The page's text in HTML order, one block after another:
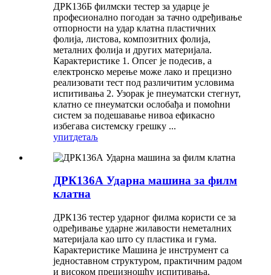
ДРК136Б филмски тестер за ударце је
професионално погодан за тачно одређивање
отпорности на удар клатна пластичних
фолија, листова, композитних фолија,
металних фолија и других материјала.
Карактеристике 1. Опсег је подесив, а
електронско мерење може лако и прецизно
реализовати тест под различитим условима
испитивања 2. Узорак је пнеуматски стегнут,
клатно се пнеуматски ослобађа и помоћни
систем за подешавање нивоа ефикасно
избегава системску грешку ...
упитдетаљ
ДРК136А Ударна машина за филм
клатна
ДРК136 тестер ударног филма користи се за
одређивање ударне жилавости неметалних
материјала као што су пластика и гума.
Карактеристике Машина је инструмент са
једноставном структуром, практичним радом
и високом прецизношћу испитивања.